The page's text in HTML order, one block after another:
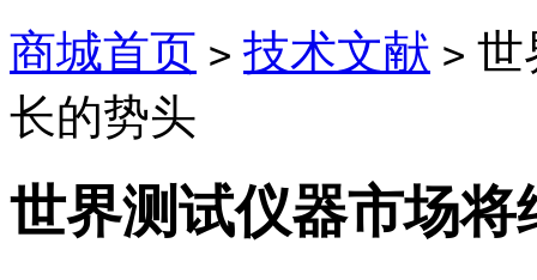
商城首页 > 技术文献 > 世
长的势头
世界测试仪器市场